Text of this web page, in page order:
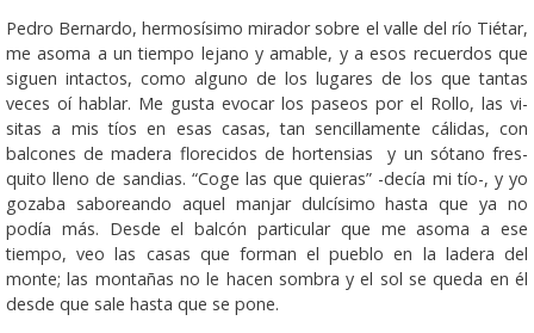
Pedro Bernardo, hermosísimo mirador sobre el valle del río Tiétar,
me asoma a un tiempo lejano y amable, y a esos recuerdos que
siguen intactos, como alguno de los lugares de los que tantas
veces oí ha­blar. Me gusta evocar los pa­seos por el Rollo, las vi­
sitas a mis tíos en esas ca­sas, tan sencillamente cá­li­das, con
balcones de ma­dera florecidos de hor­tensias y un sótano fres­­­­­
quito lleno de sandias. “Coge las que quieras” -decía mi tío-, y yo
gozaba saboreando aquel manjar dulcísimo hasta que ya no
podía más. Desde el balcón particular que me asoma a ese
tiempo, veo las casas que forman el pueblo en la ladera del
monte; las montañas no le hacen sombra y el sol se queda en él
desde que sale hasta que se pone.